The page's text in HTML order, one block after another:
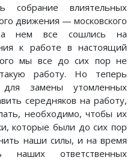
собрание влиятельных
движения — московского
нем все сошлись на
к работе в настоящий
мы все до сих пор не
работу. Но теперь
замены утомленных
середняков на работу,
необходимо, чтобы их
которые были до сих пор
наши силы, и на время
ответственных